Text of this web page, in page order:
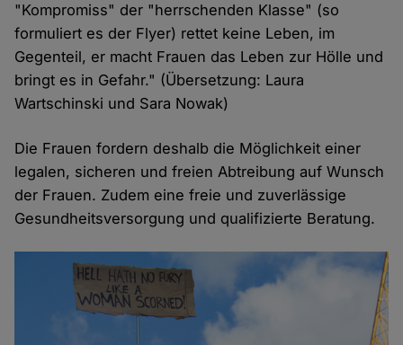
"Kompromiss" der "herrschenden Klasse" (so
formuliert es der Flyer) rettet keine Leben, im
Gegenteil, er macht Frauen das Leben zur Hölle und
bringt es in Gefahr." (Übersetzung: Laura
Wartschinski und Sara Nowak)
Die Frauen fordern deshalb die Möglichkeit einer
legalen, sicheren und freien Abtreibung auf Wunsch
der Frauen. Zudem eine freie und zuverlässige
Gesundheitsversorgung und qualifizierte Beratung.